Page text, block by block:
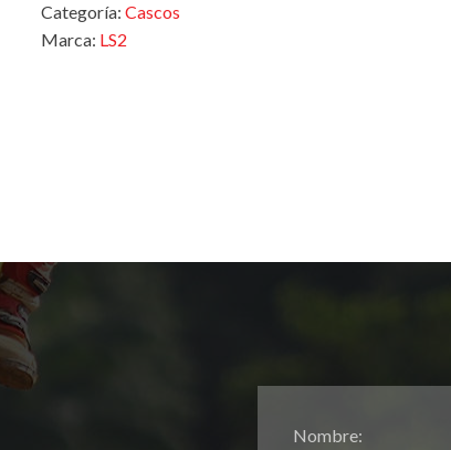
Oscuro
cantidad
Categoría: Cascos
Marca: LS2
Nombre: